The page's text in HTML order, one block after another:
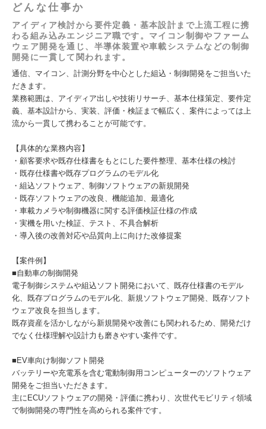
どんな仕事か
アイディア検討から要件定義・基本設計まで上流工程に携
わる組み込みエンジニア職です。マイコン制御やファーム
ウェア開発を通じ、半導体装置や車載システムなどの制御
開発に一貫して関われます。
通信、マイコン、計測分野を中心とした組込・制御開発をご担当いた
だきます。
業務範囲は、アイディア出しや技術リサーチ、基本仕様策定、要件定
義、基本設計から、実装、評価・検証まで幅広く、案件によっては上
流から一貫して携わることが可能です。
【具体的な業務内容】
・顧客要求や既存仕様書をもとにした要件整理、基本仕様の検討
・既存仕様書や既存プログラムのモデル化
・組込ソフトウェア、制御ソフトウェアの新規開発
・既存ソフトウェアの改良、機能追加、最適化
・車載カメラや制御機器に関する評価検証仕様の作成
・実機を用いた検証、テスト、不具合解析
・導入後の改善対応や品質向上に向けた改修提案
【案件例】
■自動車の制御開発
電子制御システムや組込ソフト開発において、既存仕様書のモデル
化、既存プログラムのモデル化、新規ソフトウェア開発、既存ソフト
ウェア改良を担当します。
既存資産を活かしながら新規開発や改善にも関われるため、開発だけ
でなく仕様理解や設計力も磨きやすい案件です。
■EV車向け制御ソフト開発
バッテリーや充電系を含む電動制御用コンピューターのソフトウェア
開発をご担当いただきます。
主にECUソフトウェアの開発・評価に携わり、次世代モビリティ領域
で制御開発の専門性を高められる案件です。